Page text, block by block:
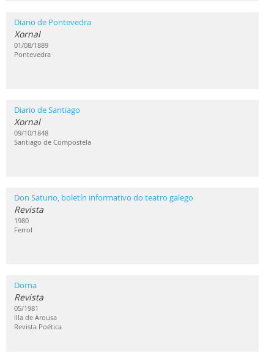
Diario de Pontevedra
Xornal
01/08/1889
Pontevedra
Diario de Santiago
Xornal
09/10/1848
Santiago de Compostela
Don Saturio, boletín informativo do teatro galego
Revista
1980
Ferrol
Dorna
Revista
05/1981
Illa de Arousa
Revista Poética